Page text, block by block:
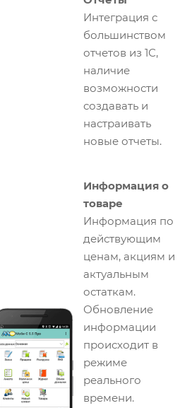
Интеграция с
большинством
отчетов из 1С,
наличие
возможности
создавать и
настраивать
новые отчеты.
Информация о
товаре
Информация по
действующим
ценам, акциям и
актуальным
остаткам.
Обновление
информации
происходит в
режиме
реального
времени.